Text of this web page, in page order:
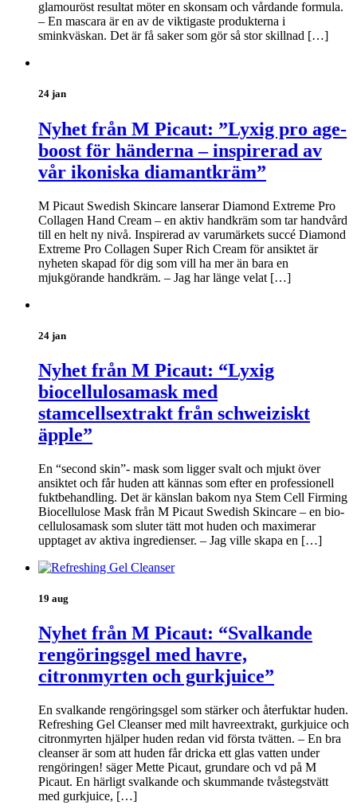
glamouröst resultat möter en skonsam och vårdande formula.
– En mascara är en av de viktigaste produkterna i
sminkväskan. Det är få saker som gör så stor skillnad […]
24 jan
Nyhet från M Picaut: ”Lyxig pro age-
boost för händerna – inspirerad av
vår ikoniska diamantkräm”
M Picaut Swedish Skincare lanserar Diamond Extreme Pro
Collagen Hand Cream – en aktiv handkräm som tar handvård
till en helt ny nivå. Inspirerad av varumärkets succé Diamond
Extreme Pro Collagen Super Rich Cream för ansiktet är
nyheten skapad för dig som vill ha mer än bara en
mjukgörande handkräm. – Jag har länge velat […]
24 jan
Nyhet från M Picaut: “Lyxig
biocellulosamask med
stamcellsextrakt från schweiziskt
äpple”
En “second skin”- mask som ligger svalt och mjukt över
ansiktet och får huden att kännas som efter en professionell
fuktbehandling. Det är känslan bakom nya Stem Cell Firming
Biocellulose Mask från M Picaut Swedish Skincare – en bio-
cellulosamask som sluter tätt mot huden och maximerar
upptaget av aktiva ingredienser. – Jag ville skapa en […]
19 aug
Nyhet från M Picaut: “Svalkande
rengöringsgel med havre,
citronmyrten och gurkjuice”
En svalkande rengöringsgel som stärker och återfuktar huden.
Refreshing Gel Cleanser med milt havreextrakt, gurkjuice och
citronmyrten hjälper huden redan vid första tvätten. – En bra
cleanser är som att huden får dricka ett glas vatten under
rengöringen! säger Mette Picaut, grundare och vd på M
Picaut. En härligt svalkande och skummande tvåstegstvätt
med gurkjuice, […]